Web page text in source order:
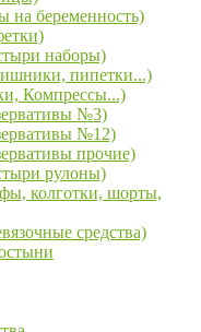
на беременность)
наборы)
пипетки...)
Компрессы...)
№3)
№12)
прочие)
рулоны)
колготки, шорты,
средства)